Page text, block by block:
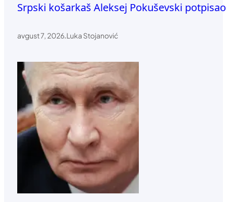
Srpski košarkaš Aleksej Pokuševski
avgust 7, 2026.Luka Stojanović